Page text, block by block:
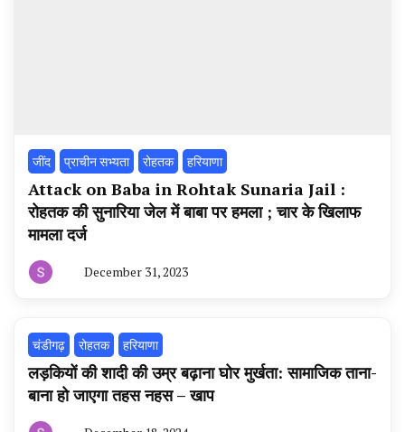
‌जींद प्राचीन सभ्यता रोहतक हरियाणा
Attack on Baba in Rohtak Sunaria Jail :
रोहतक की सुनारिया जेल में बाबा पर हमला ; चार के खिलाफ
मामला दर्ज
December 31, 2023
चंडीगढ़ रोहतक हरियाणा
लड़कियों की शादी की उम्र बढ़ाना घोर मुर्खता: सामाजिक ताना-
बाना हो जाएगा तहस नहस – खाप